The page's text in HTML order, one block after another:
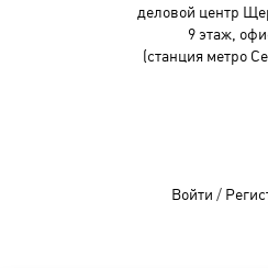
деловой центр
9 этаж,
(станция метро
Войти /